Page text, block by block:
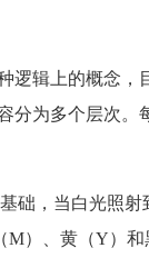
逻辑上的概念
分为多个层次。
础，当白光照
）、黄（Y）